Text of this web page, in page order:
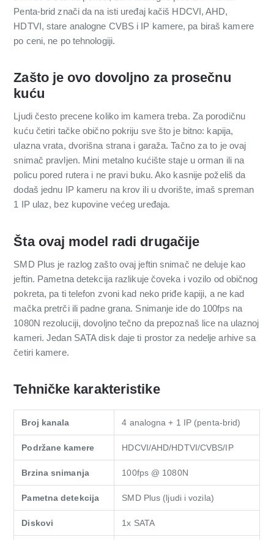
Penta-brid znači da na isti uređaj kačiš HDCVI, AHD,
HDTVI, stare analogne CVBS i IP kamere, pa biraš kamere
po ceni, ne po tehnologiji.
Zašto je ovo dovoljno za prosečnu
kuću
Ljudi često precene koliko im kamera treba. Za porodičnu
kuću četiri tačke obično pokriju sve što je bitno: kapija,
ulazna vrata, dvorišna strana i garaža. Tačno za to je ovaj
snimač pravljen. Mini metalno kućište staje u orman ili na
policu pored rutera i ne pravi buku. Ako kasnije poželiš da
dodaš jednu IP kameru na krov ili u dvorište, imaš spreman
1 IP ulaz, bez kupovine većeg uređaja.
Šta ovaj model radi drugačije
SMD Plus je razlog zašto ovaj jeftin snimač ne deluje kao
jeftin. Pametna detekcija razlikuje čoveka i vozilo od običnog
pokreta, pa ti telefon zvoni kad neko priđe kapiji, a ne kad
mačka pretrči ili padne grana. Snimanje ide do 100fps na
1080N rezoluciji, dovoljno tečno da prepoznaš lice na ulaznoj
kameri. Jedan SATA disk daje ti prostor za nedelje arhive sa
četiri kamere.
Tehničke karakteristike
Broj kanala 4 analogna + 1 IP (penta-brid)
Podržane kamere HDCVI/AHD/HDTVI/CVBS/IP
Brzina snimanja 100fps @ 1080N
Pametna detekcija SMD Plus (ljudi i vozila)
Diskovi 1x SATA